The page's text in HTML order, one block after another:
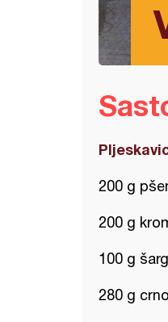
200 g
200 g
100 g
280 g